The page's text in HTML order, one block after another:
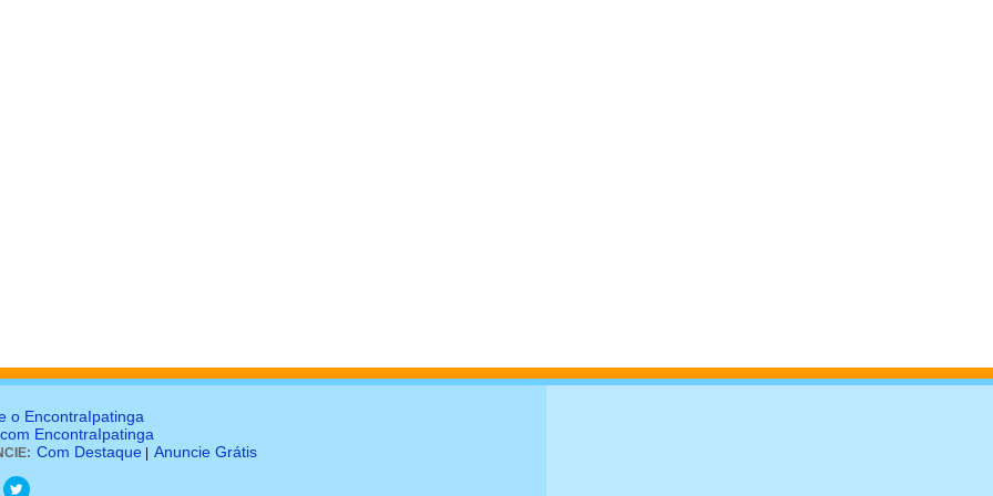
o EncontraIpatinga
EncontraIpatinga
Com Destaque Anuncie Grátis